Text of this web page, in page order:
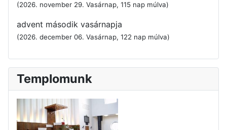
(2026. november 29. Vasárnap, 115 nap múlva)
advent második vasárnapja
(2026. december 06. Vasárnap, 122 nap múlva)
Templomunk